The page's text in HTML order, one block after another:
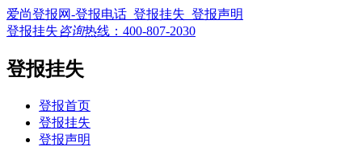
爱尚登报网-登报电话_登报挂失_登报声明
登报挂失咨询热线： 400-807-2030
登报挂失
登报首页
登报挂失
登报声明